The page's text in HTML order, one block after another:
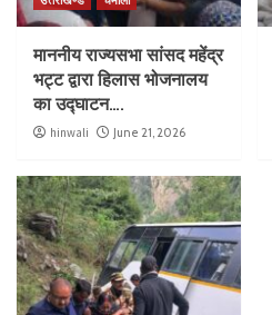
माननीय राज्यसभा सांसद महेंद्र
भट्ट द्वारा हिलास भोजनालय
का उद्घाटन….
hinwali June 21, 2026